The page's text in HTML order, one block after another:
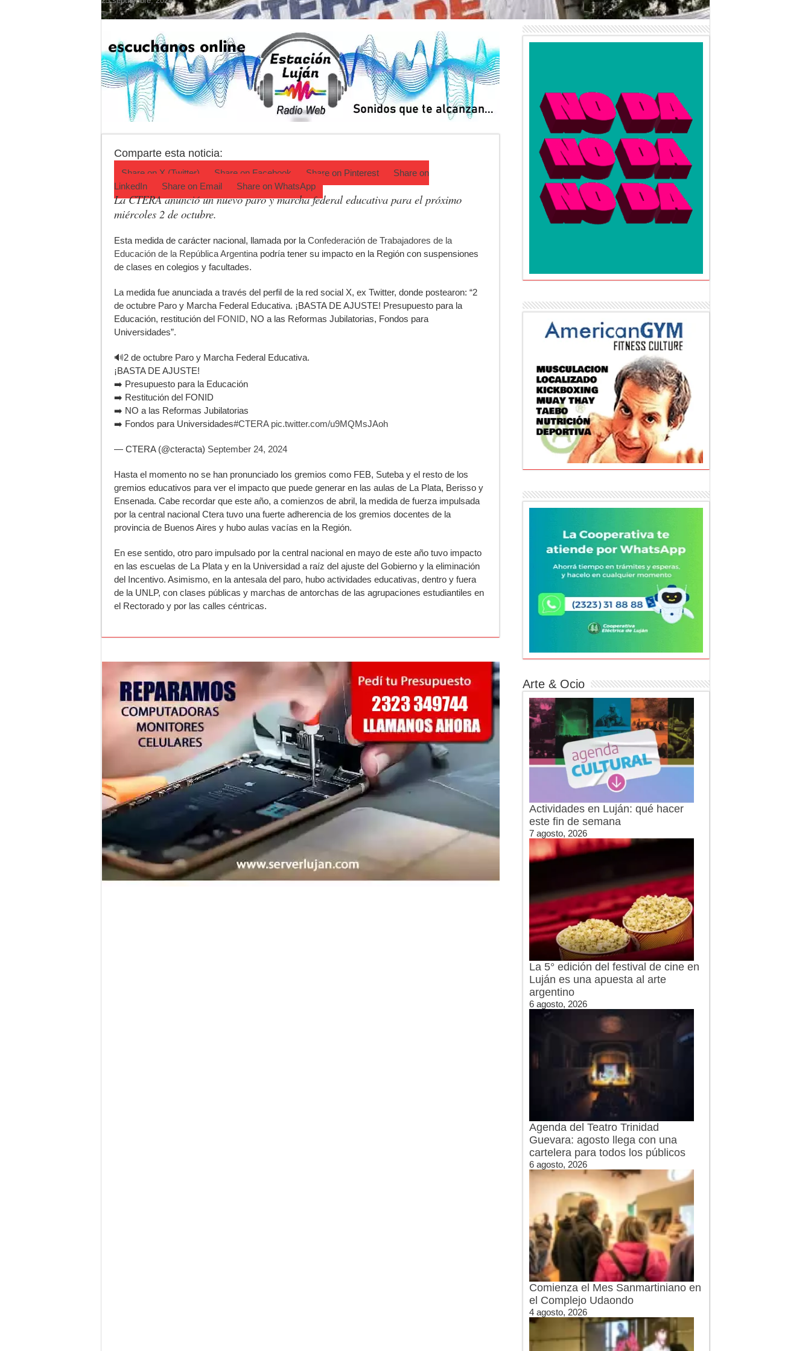
Desbaratan un punto de venta de drogas en el barrio Padre Varela y detienen a un hombre
Campeonato TC JK: Diego Cordone se quedó con una gran victoria en Del Viso
Jubilación en Argentina: qué requisitos exige ANSES para acceder al beneficio
Opinión: Buscando una mejor educación ambiental
Cédulas de identidad: residentes uruguayos avanzan con su regularización en Luján
La 5° edición del festival de cine en Luján es una apuesta al arte argentino
Comparte esta noticia:
Share on X (Twitter) Share on Facebook Share on Pinterest
Share on
LinkedIn
Share on Email Share on WhatsApp
La CTERA anunció un nuevo paro y marcha federal educativa para el próximo
miércoles 2 de octubre.
Esta medida de carácter nacional, llamada por la Confederación de Trabajadores de la
Educación de la República Argentina podría tener su impacto en la Región con suspensiones
de clases en colegios y facultades.
La medida fue anunciada a través del perfil de la red social X, ex Twitter, donde postearon: “2
de octubre Paro y Marcha Federal Educativa. ¡BASTA DE AJUSTE! Presupuesto para la
Educación, restitución del FONID, NO a las Reformas Jubilatorias, Fondos para
Universidades”.
🔊2 de octubre Paro y Marcha Federal Educativa.
¡BASTA DE AJUSTE!
➡️ Presupuesto para la Educación
➡️ Restitución del FONID
➡️ NO a las Reformas Jubilatorias
➡️ Fondos para Universidades#CTERA pic.twitter.com/u9MQMsJAoh
— CTERA (@cteracta) September 24, 2024
Hasta el momento no se han pronunciado los gremios como FEB, Suteba y el resto de los
gremios educativos para ver el impacto que puede generar en las aulas de La Plata, Berisso y
Ensenada. Cabe recordar que este año, a comienzos de abril, la medida de fuerza impulsada
por la central nacional Ctera tuvo una fuerte adherencia de los gremios docentes de la
provincia de Buenos Aires y hubo aulas vacías en la Región.
En ese sentido, otro paro impulsado por la central nacional en mayo de este año tuvo impacto
en las escuelas de La Plata y en la Universidad a raíz del ajuste del Gobierno y la eliminación
del Incentivo. Asimismo, en la antesala del paro, hubo actividades educativas, dentro y fuera
de la UNLP, con clases públicas y marchas de antorchas de las agrupaciones estudiantiles en
el Rectorado y por las calles céntricas.
Arte & Ocio
Actividades en Luján: qué hacer
este fin de semana
7 agosto, 2026
La 5° edición del festival de cine en
Luján es una apuesta al arte
argentino
6 agosto, 2026
Agenda del Teatro Trinidad
Guevara: agosto llega con una
cartelera para todos los públicos
6 agosto, 2026
Comienza el Mes Sanmartiniano en
el Complejo Udaondo
4 agosto, 2026